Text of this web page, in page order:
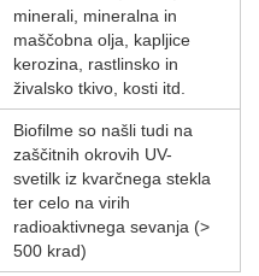
minerali, mineralna in
maščobna olja, kapljice
kerozina, rastlinsko in
živalsko tkivo, kosti itd.
Biofilme so našli tudi na
zaščitnih okrovih UV-
svetilk iz kvarčnega stekla
ter celo na virih
radioaktivnega sevanja (>
500 krad)